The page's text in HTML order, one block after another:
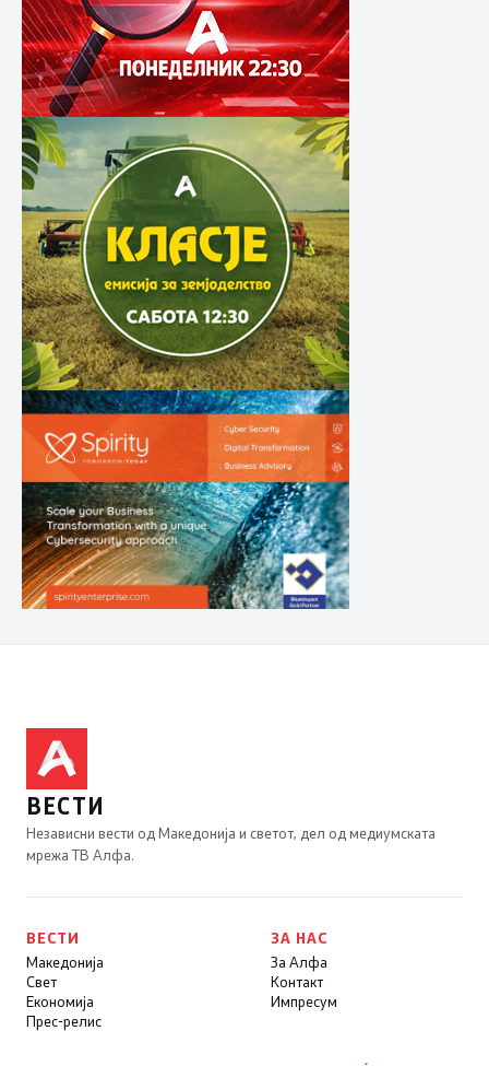
ВЕСТИ
Независни вести од Македонија и светот, дел од медиумската
мрежа ТВ Алфа.
ВЕСТИ
Македонија
Свет
Економија
Прес-релис
ЗА НАС
За Алфа
Контакт
Импресум